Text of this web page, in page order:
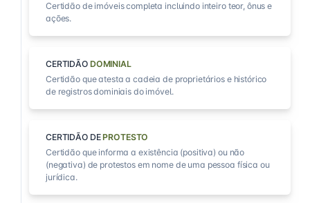
Certidão de imóveis completa incluindo inteiro teor, ônus e
ações.
CERTIDÃO DOMINIAL
Certidão que atesta a cadeia de proprietários e histórico
de registros dominiais do imóvel.
CERTIDÃO DEPROTESTO
Certidão que informa a existência (positiva) ou não
(negativa) de protestos em nome de uma pessoa física ou
jurídica.